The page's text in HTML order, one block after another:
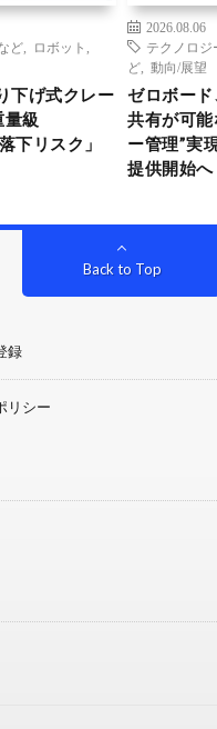
ど
ロボット
下げ式クレー
量級
下リスク」
2026.08.06
テクノロジ
ど
動向/展望
ゼロボー
共有が可
ー管理”実
提供開始へ
Back to Top
録
リシー